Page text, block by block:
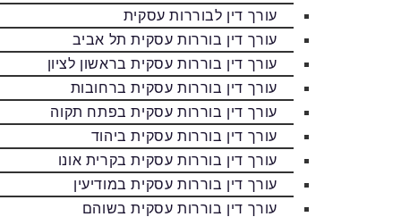
עורך דין לבוררות עסקית
עורך דין בוררות עסקית תל אביב
עורך דין בוררות עסקית בראשון לציון
עורך דין בוררות עסקית ברחובות
עורך דין בוררות עסקית בפתח תקוה
עורך דין בוררות עסקית ביהוד
עורך דין בוררות עסקית בקרית אונו
עורך דין בוררות עסקית במודיעין
עורך דין בוררות עסקית בשוהם